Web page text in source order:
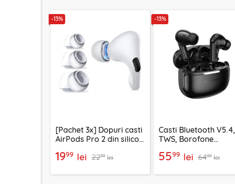
-13%
[Pachet 3x] Dopuri casti
AirPods Pro 2 din silicon
alb
1999 lei 2299 lei
-13%
Casti Bluetooth V5.4,
TWS, Borofone
5599 lei 6499 lei